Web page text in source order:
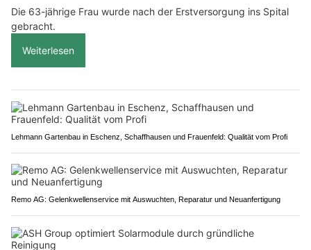
Die 63-jährige Frau wurde nach der Erstversorgung ins Spital
gebracht.
Weiterlesen
Lehmann Gartenbau in Eschenz, Schaffhausen und Frauenfeld: Qualität vom Profi
Remo AG: Gelenkwellenservice mit Auswuchten, Reparatur und Neuanfertigung